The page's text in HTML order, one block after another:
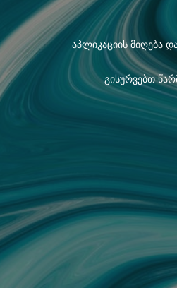
აპლიკაციის მიღება
გისურვებთ